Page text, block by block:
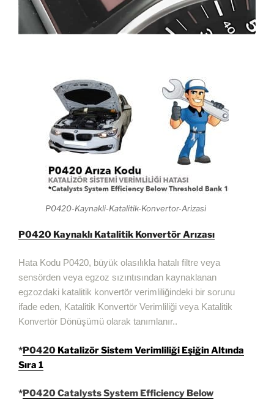
P0420-Kaynakli-Katalitik-Konvertor-Arizasi
P0420 Kaynaklı Katalitik Konvertör Arızası
Hata Kodu P0420, büyük olasılıkla hatalı filtre veya
sensörden veya egzoz sızıntısından kaynaklanan
egzozdaki katalitik konvertör verimliliğindeki bir sorunu
ifade eden, Katalitik Konvertör Verimliliği veya Katalitik
Konvertör Dönüşümü olarak tanımlanır..
*P0420 Katalizör Sistem Verimliliği Eşiğin Altında
Sıra 1
*P0420 Catalysts System Efficiency Below